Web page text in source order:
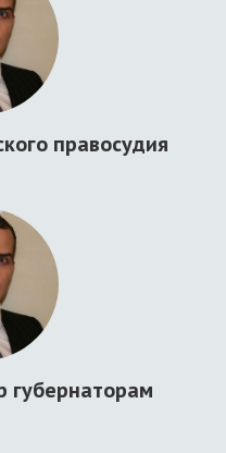
правосудия
губернаторам